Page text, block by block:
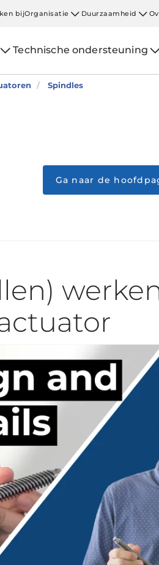
bijOrganisatie Duurzaamheid
Technische ondersteuning
Spindles
Ga naar de